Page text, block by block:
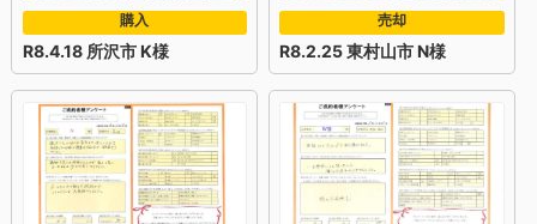
購入
R8.4.18 所沢市 K様
売却
R8.2.25 東村山市 N様